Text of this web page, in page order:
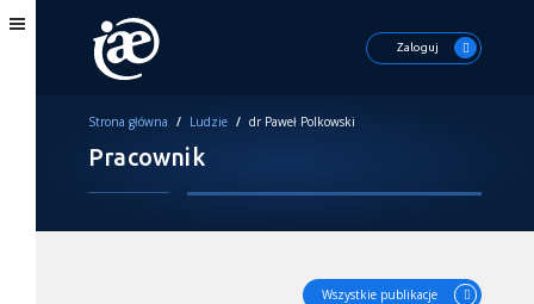
Zaloguj
Strona główna / Ludzie / dr Paweł Polkowski
Pracownik
Wszystkie publikacje